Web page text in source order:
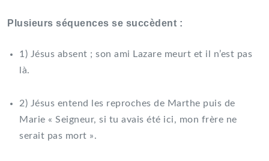
Plusieurs séquences se succèdent :
1) Jésus absent ; son ami Lazare meurt et il n’est pas
là.
2) Jésus entend les reproches de Marthe puis de
Marie « Seigneur, si tu avais été ici, mon frère ne
serait pas mort ».